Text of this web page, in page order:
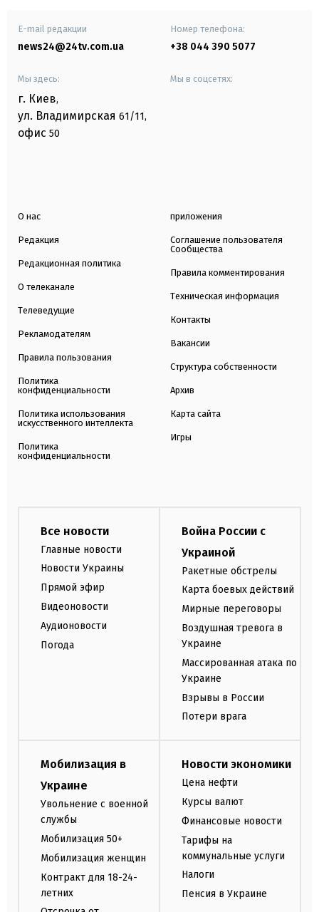
E-mail редакции
news24@24tv.com.ua
Номер телефона:
+38 044 390 5077
Мы здесь:
г. Киев,
ул. Владимирская 61/11,
офис 50
Мы в соцсетях:
О нас
Редакция
Редакционная политика
О телеканале
Телеведущие
Рекламодателям
Правила пользования
Политика
конфиденциальности
Политика использования
искусственного интеллекта
Политика
конфиденциальности
приложения
Соглашение пользователя
Сообщества
Правила комментирования
Техническая информация
Контакты
Вакансии
Структура собственности
Архив
Карта сайта
Игры
Все новости
Главные новости
Новости Украины
Прямой эфир
Видеоновости
Аудионовости
Погода
Война России с
Украиной
Ракетные обстрелы
Карта боевых действий
Мирные переговоры
Воздушная тревога в
Украине
Массированная атака по
Украине
Взрывы в России
Потери врага
Мобилизация в
Украине
Увольнение с военной
службы
Мобилизация 50+
Мобилизация женщин
Контракт для 18-24-
летних
Новости экономики
Цена нефти
Курсы валют
Финансовые новости
Тарифы на
коммунальные услуги
Налоги
Пенсия в Украине